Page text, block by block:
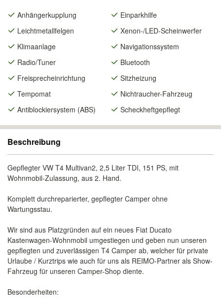
Anhängerkupplung
Einparkhilfe
Leichtmetallfelgen
Xenon-/LED-Scheinwerfer
Klimaanlage
Navigationssystem
Radio/Tuner
Bluetooth
Freisprecheinrichtung
Sitzheizung
Tempomat
Nichtraucher-Fahrzeug
Antiblockiersystem (ABS)
Scheckheftgepflegt
Beschreibung
Gepflegter VW T4 Multivan2, 2,5 Liter TDI, 151 PS, mit
Wohnmobil-Zulassung, aus 2. Hand.
Komplett durchreparierter, gepflegter Camper ohne
Wartungsstau.
Wir sind aus Platzgründen auf ein neues Fiat Ducato
Kastenwagen-Wohnmobil umgestiegen und geben nun unseren
gepflegten und zuverlässigen T4 Camper ab, welcher für private
Urlaube / Kurztrips wie auch für uns als REIMO-Partner als Show-
Fahrzeug für unseren Camper-Shop diente.
Besonderheiten: